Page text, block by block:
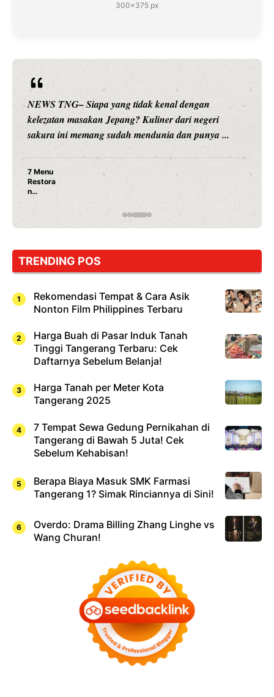
300×375 px
NEWS TNG– Siapa sangka, dua nama besar di dunia
hiburan, Nunung Srimulat dan Vicky Prasetyo, kini
merambah dunia kuliner dengan ...
Nunung Srimulat & Vicky Prasetyo Buka Restoran
Rahasia Mami Bikin Nagih!
TRENDING POS
Rekomendasi Tempat & Cara Asik
Nonton Film Philippines Terbaru
Harga Buah di Pasar Induk Tanah
Tinggi Tangerang Terbaru: Cek
Daftarnya Sebelum Belanja!
Harga Tanah per Meter Kota
Tangerang 2025
7 Tempat Sewa Gedung Pernikahan di
Tangerang di Bawah 5 Juta! Cek
Sebelum Kehabisan!
Berapa Biaya Masuk SMK Farmasi
Tangerang 1? Simak Rinciannya di Sini!
Overdo: Drama Billing Zhang Linghe vs
Wang Churan!